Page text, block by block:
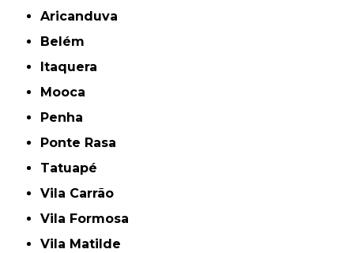
Aricanduva
Belém
Itaquera
Mooca
Penha
Ponte Rasa
Tatuapé
Vila Carrão
Vila Formosa
Vila Matilde